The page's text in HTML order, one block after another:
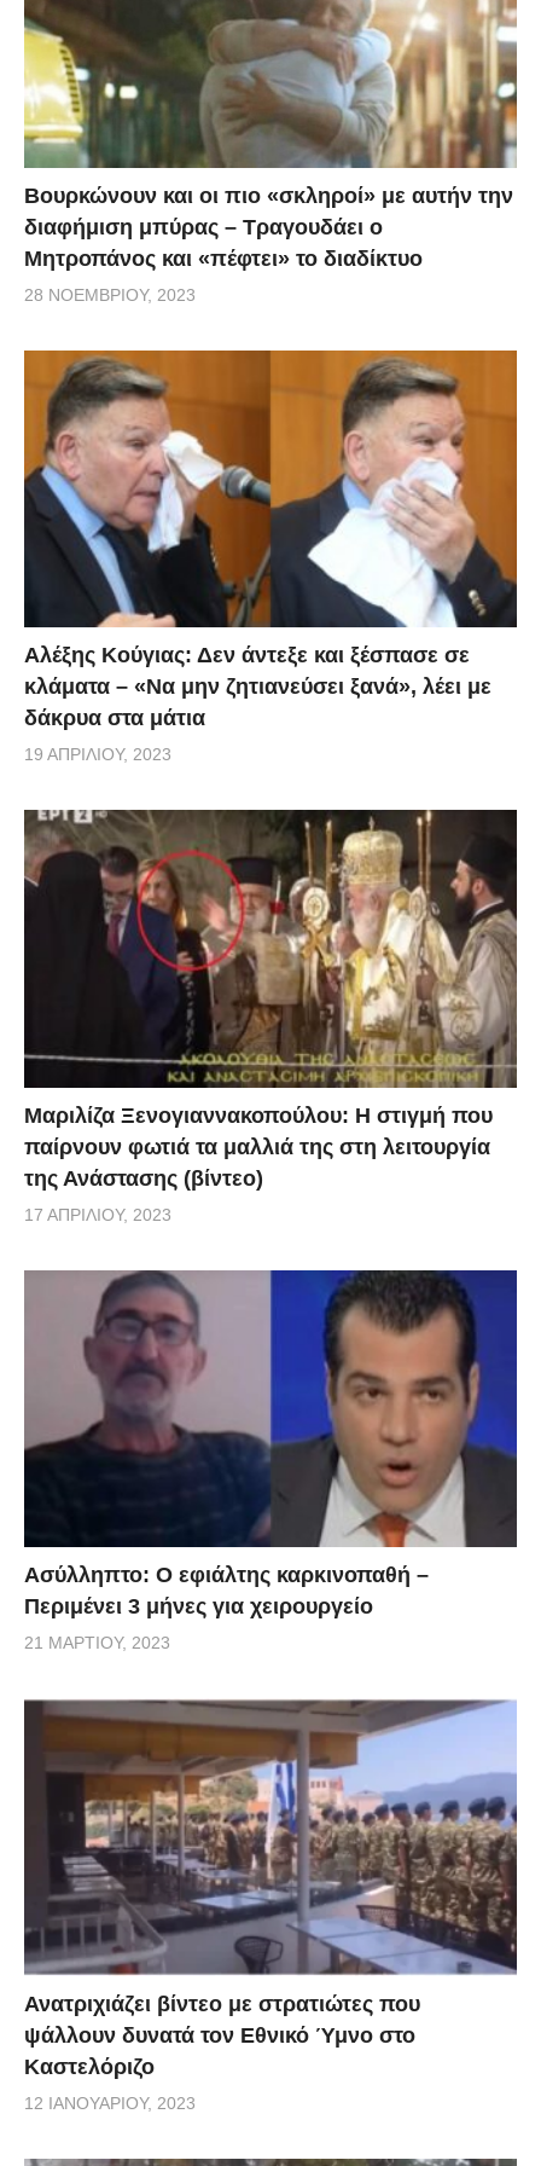
φίλοι και την μάχη που έδωσαν με τη φωτιά.
Βουρκώνουν και οι πιο «σκληροί» με αυτήν την
διαφήμιση μπύρας – Τραγουδάει ο
Μητροπάνος και «πέφτει» το διαδίκτυο
28 ΝΟΕΜΒΡΊΟΥ, 2023
Αλέξης Κούγιας: Δεν άντεξε και ξέσπασε σε
κλάματα – «Να μην ζητιανεύσει ξανά», λέει με
δάκρυα στα μάτια
19 ΑΠΡΙΛΊΟΥ, 2023
Μαριλίζα Ξενογιαννακοπούλου: Η στιγμή που
παίρνουν φωτιά τα μαλλιά της στη λειτουργία
της Ανάστασης (βίντεο)
17 ΑΠΡΙΛΊΟΥ, 2023
Ασύλληπτο: Ο εφιάλτης καρκινοπαθή –
Περιμένει 3 μήνες για χειρουργείο
21 ΜΑΡΤΊΟΥ, 2023
Ανατριχιάζει βίντεο με στρατιώτες που
ψάλλουν δυνατά τον Εθνικό Ύμνο στο
Καστελόριζο
12 ΙΑΝΟΥΑΡΊΟΥ, 2023